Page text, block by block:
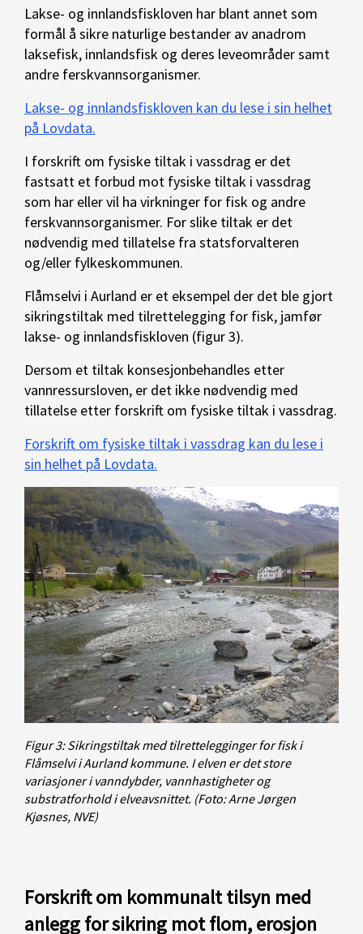
Lakse- og innlandsfiskloven har blant annet som
formål å sikre naturlige bestander av anadrom
laksefisk, innlandsfisk og deres leveområder samt
andre ferskvannsorganismer.
Lakse- og innlandsfiskloven kan du lese i sin helhet
på Lovdata.
I forskrift om fysiske tiltak i vassdrag er det
fastsatt et forbud mot fysiske tiltak i vassdrag
som har eller vil ha virkninger for fisk og andre
ferskvannsorganismer. For slike tiltak er det
nødvendig med tillatelse fra statsforvalteren
og/eller fylkeskommunen.
Flåmselvi i Aurland er et eksempel der det ble gjort
sikringstiltak med tilrettelegging for fisk, jamfør
lakse- og innlandsfiskloven (figur 3).
Dersom et tiltak konsesjonbehandles etter
vannressursloven, er det ikke nødvendig med
tillatelse etter forskrift om fysiske tiltak i vassdrag.
Forskrift om fysiske tiltak i vassdrag kan du lese i
sin helhet på Lovdata.
Figur 3: Sikringstiltak med tilrettelegginger for fisk i
Flåmselvi i Aurland kommune. I elven er det store
variasjoner i vanndybder, vannhastigheter og
substratforhold i elveavsnittet. (Foto: Arne Jørgen
Kjøsnes, NVE)
Forskrift om kommunalt tilsyn med
anlegg for sikring mot flom, erosjon